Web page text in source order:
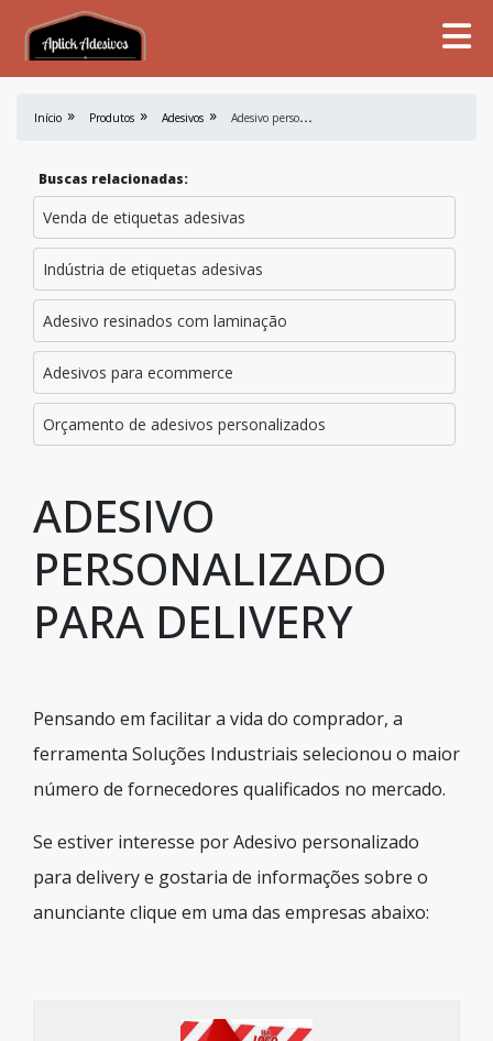
Início Produtos Adesivos A
desivo personalizado para delivery
Buscas relacionadas:
Venda de etiquetas adesivas
Indústria de etiquetas adesivas
Adesivo resinados com laminação
Adesivos para ecommerce
Orçamento de adesivos personalizados
ADESIVO
PERSONALIZADO
PARA DELIVERY
Pensando em facilitar a vida do comprador, a
ferramenta Soluções Industriais selecionou o maior
número de fornecedores qualificados no mercado.
Se estiver interesse por Adesivo personalizado
para delivery e gostaria de informações sobre o
anunciante clique em uma das empresas abaixo: